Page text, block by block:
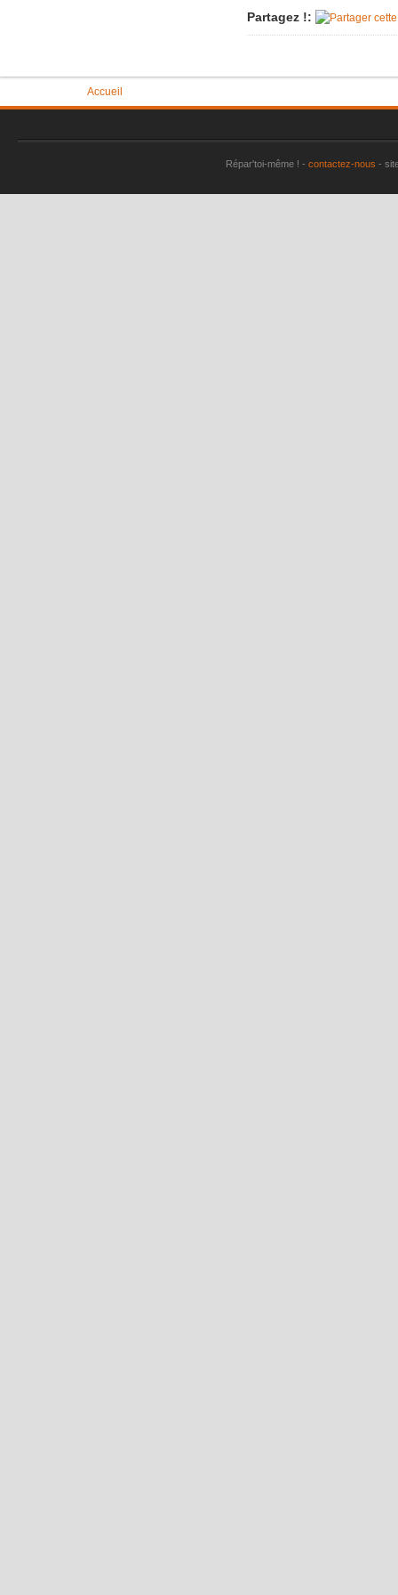
Imac très
plus
Partagez !:
Accueil
Répar'toi-même ! - contactez-nous -